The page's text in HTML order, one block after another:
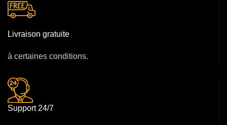
Livraison gratuite
à certaines conditions.
Support 24/7